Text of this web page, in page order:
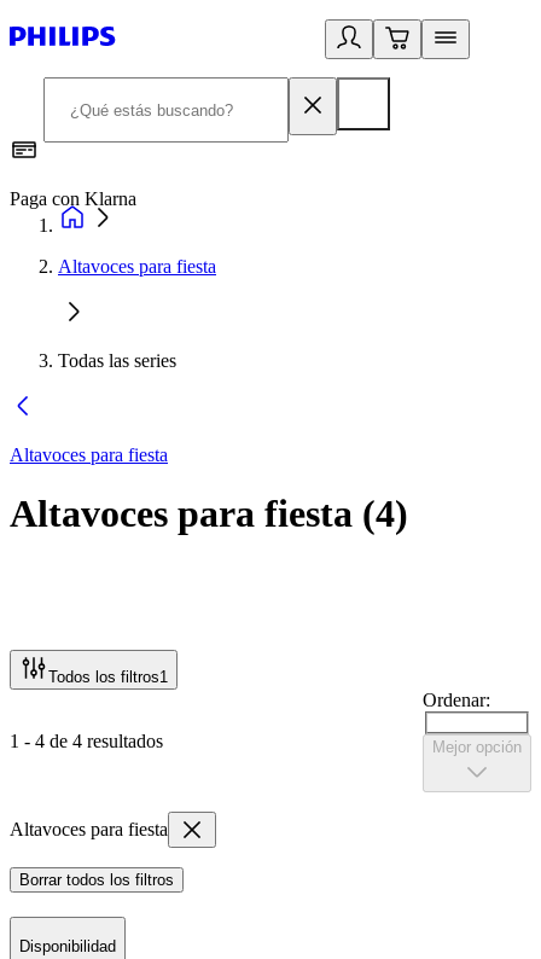
Paga con Klarna
Altavoces para fiesta
Todas las series
Altavoces para fiesta
Altavoces para fiesta (4)
Todos los filtros1
1 - 4 de 4 resultados
Ordenar:
Mejor opción
Altavoces para fiesta
Borrar todos los filtros
Disponibilidad